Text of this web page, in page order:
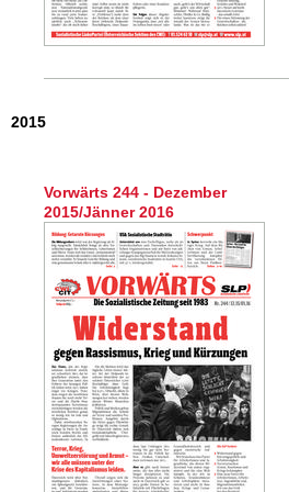
2015
Vorwärts 244 - Dezember
2015/Jänner 2016